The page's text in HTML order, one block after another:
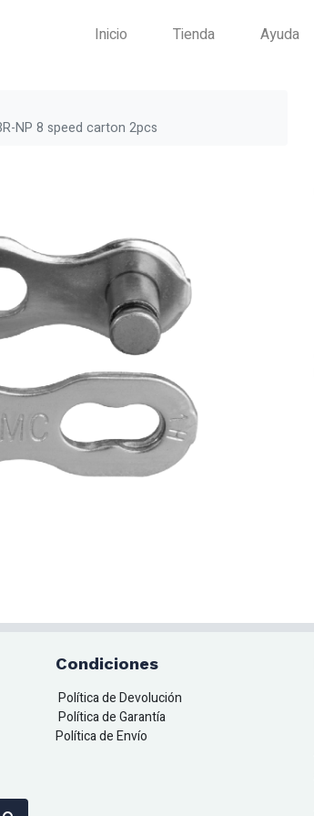
Inicio Tienda Ayuda
NP 8 speed carton 2pcs
Condiciones
Política de Devolución
Política de Garantía
Política de Envío